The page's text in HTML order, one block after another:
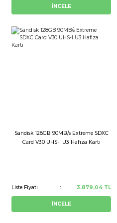
İNCELE
Sandisk 128GB 90MB/s Extreme SDXC
Card V30 UHS-I U3 Hafıza Kartı
Liste Fiyatı 3.879,04 TL
İNCELE